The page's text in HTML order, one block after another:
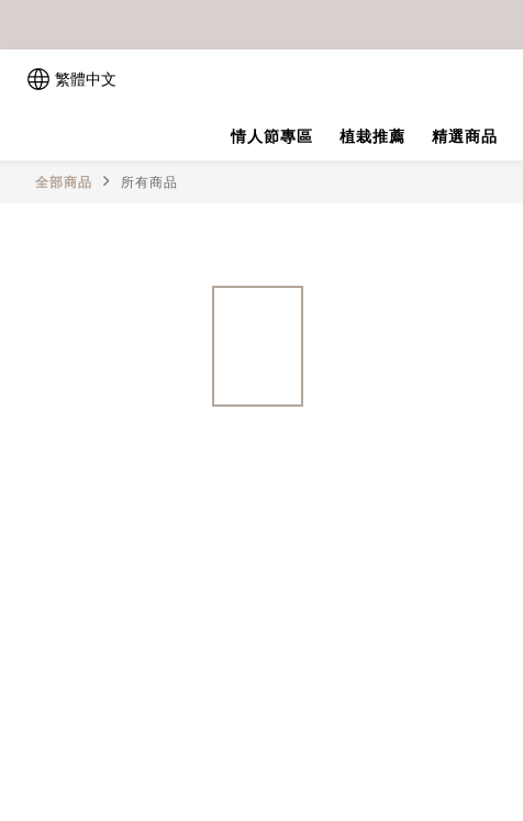
繁體中文
情人節專區 植栽推薦 精選商品
全部商品 所有商品